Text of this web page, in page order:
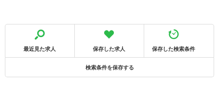
最近見た求人 保存した求人 保存した検索条件
検索条件を保存する